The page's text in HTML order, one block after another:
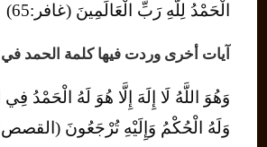
الْحَمْدُ لِلَّهِ رَبِّ الْعَالَمِينَ (غافر:65)
آيات أخرى وردت فيها كلمة الحمد في
وَهُوَ اللَّهُ لَا إِلَهَ إِلَّا هُوَ لَهُ الْحَمْدُ فِي
وَلَهُ الْحُكْمُ وَإِلَيْهِ تُرْجَعُونَ